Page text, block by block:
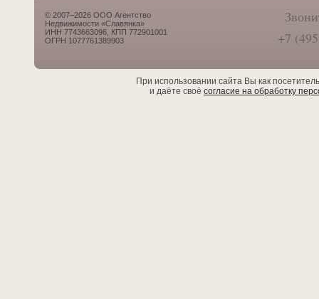
© 2007–2026 ООО Агентство
Недвижимости «Славянка»
ИНН 7743663096, КПП 772901001
ОГРН 1077761389903
+7
При использовании сайта Вы как
и даёте своё согласие на обработку